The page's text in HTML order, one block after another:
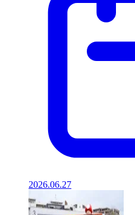
2026.06.27